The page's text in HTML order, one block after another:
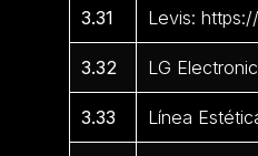
3.31 Levis:
3.32 LG
3.33 Línea